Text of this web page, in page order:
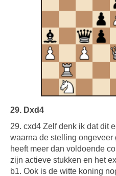
29. Dxd4
29. cxd4 Zelf denk ik dat dit
waarna de stelling
heeft meer dan voldoende
zijn actieve stukken en het
b1. Ook is de witte koning